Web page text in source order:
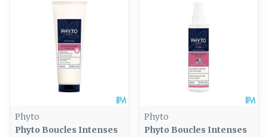
Phyto
Phyto Boucles Intenses
Phyto
Phyto Boucles Intenses